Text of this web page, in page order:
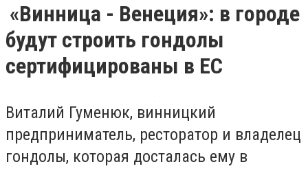
«Винница - Венеция»: в городе
будут строить гондолы
сертифицированы в ЕС
Виталий Гуменюк, винницкий
предприниматель, ресторатор и владелец
гондолы, которая досталась ему в